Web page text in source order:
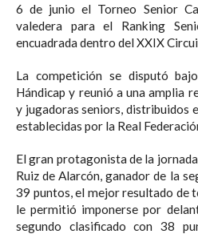
6 de junio el Torneo Senior
valedera para el Ranking
encuadrada dentro del XXIX
La competición se disputó
Hándicap y reunió a una amplia
y jugadoras seniors, distribuidos
establecidas por la Real
El gran protagonista de la
Ruiz de Alarcón, ganador de la
39 puntos, el mejor resultado de
le permitió imponerse por
segundo clasificado con 38